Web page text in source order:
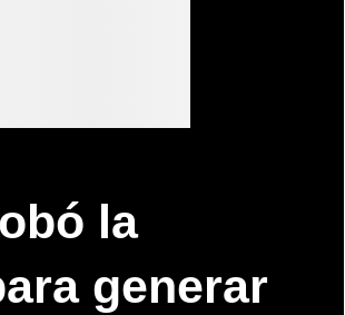
la
generar